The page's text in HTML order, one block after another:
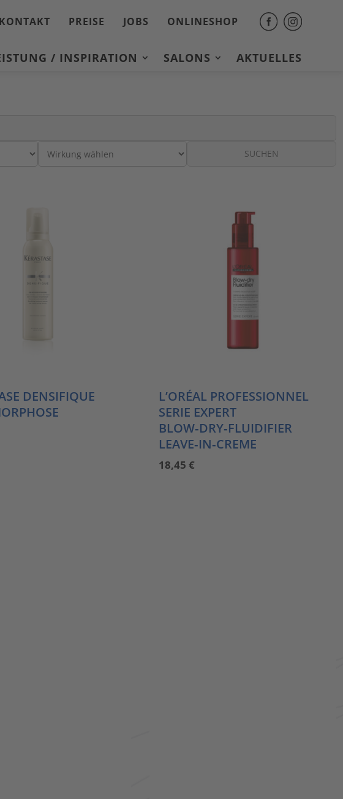
KONTAKT PREISE JOBS ONLINESHOP
/ INSPIRATION SALONS AKTUELLES
SUCHEN
DENSIFIQUE
L’ORÉAL PROFESSIONNEL
SERIE EXPERT
BLOW‑DRY‑FLUIDIFIER
LEAVE‑IN‑CREME
18,45€